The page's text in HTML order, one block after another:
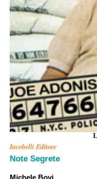
Iacobelli Editore
Note Segrete
Michele Bovi